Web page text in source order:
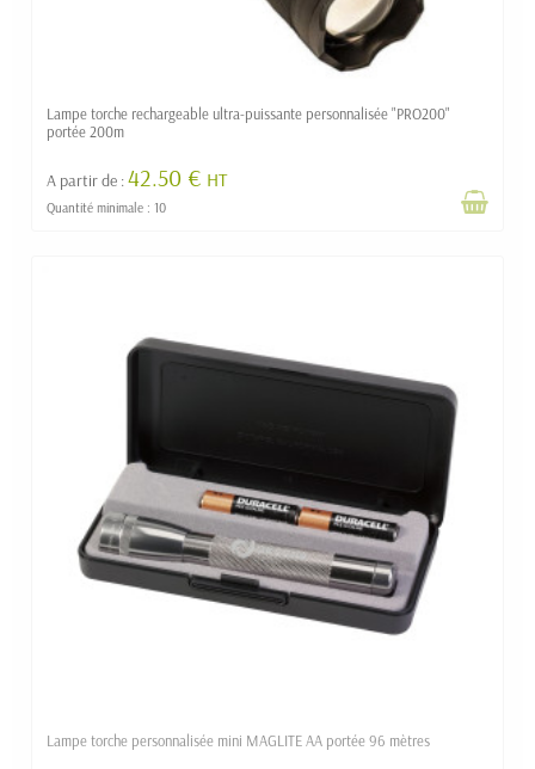
Lampe torche rechargeable ultra-puissante personnalisée "PRO200"
portée 200m
A partir de :42.50 € HT
Quantité minimale : 10
Lampe torche personnalisée mini MAGLITE AA portée 96 mètres